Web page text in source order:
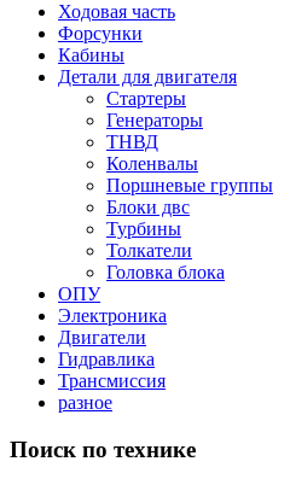
Ходовая часть
Форсунки
Кабины
Детали для двигателя
Стартеры
Генераторы
ТНВД
Коленвалы
Поршневые группы
Блоки двс
Турбины
Толкатели
Головка блока
ОПУ
Электроника
Двигатели
Гидравлика
Трансмиссия
разное
Поиск по технике